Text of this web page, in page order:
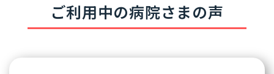
ご利用中の病院さまの声